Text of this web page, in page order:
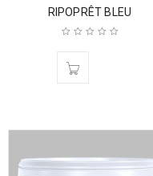
RIPOPRÊT BLEU